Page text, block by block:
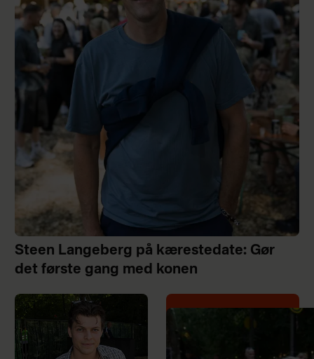
Steen Langeberg på kærestedate: Gør
det første gang med konen